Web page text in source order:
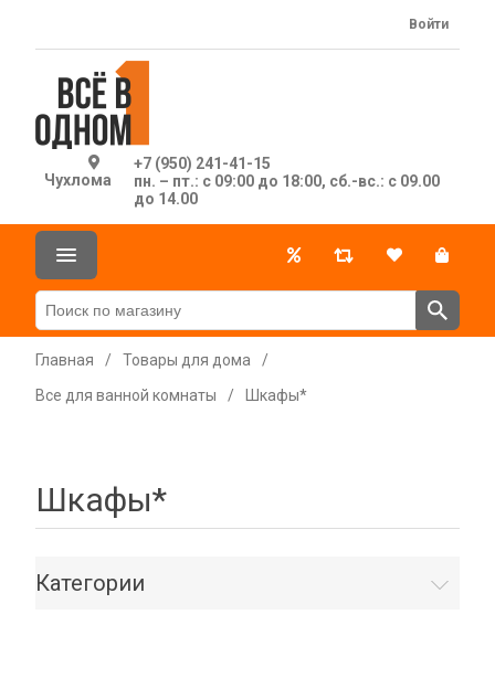
Чухлома
+7 (950) 241-41-15
пн. – пт.: с 09:00 до 18:00, сб.-вс.: с 09.00
до 14.00
Войти
Главная / Товары для дома
/
Все для ванной комнаты
/ Шкафы*
Шкафы*
Категории